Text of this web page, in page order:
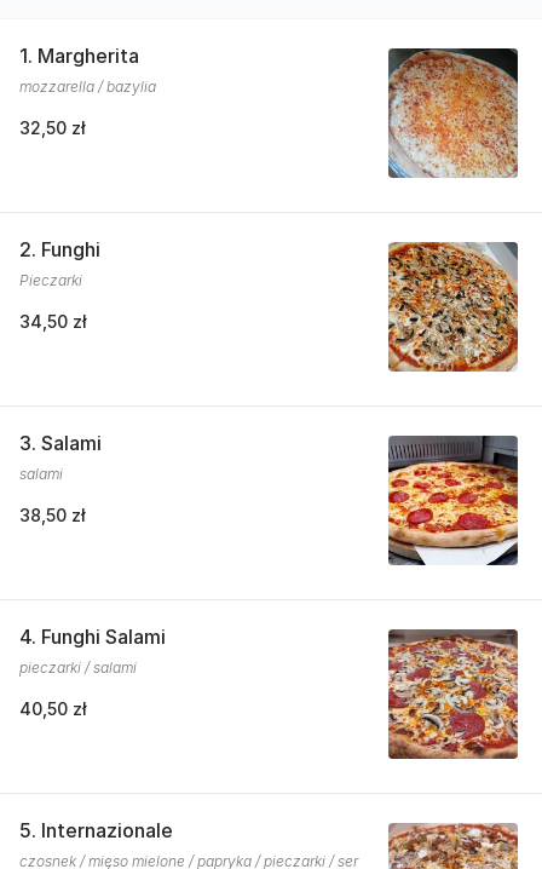
1. Margherita
mozzarella / bazylia
32,50 zł
2. Funghi
Pieczarki
34,50 zł
3. Salami
salami
38,50 zł
4. Funghi Salami
pieczarki / salami
40,50 zł
5. Internazionale
czosnek / mięso mielone / papryka / pieczarki / ser